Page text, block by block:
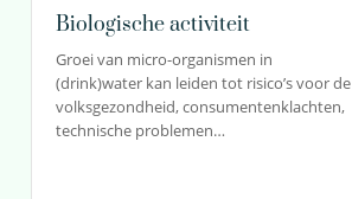
Biologische activiteit
Groei van micro-organismen in
(drink)water kan leiden tot risico’s voor de
volksgezondheid, consumentenklachten,
technische problemen…